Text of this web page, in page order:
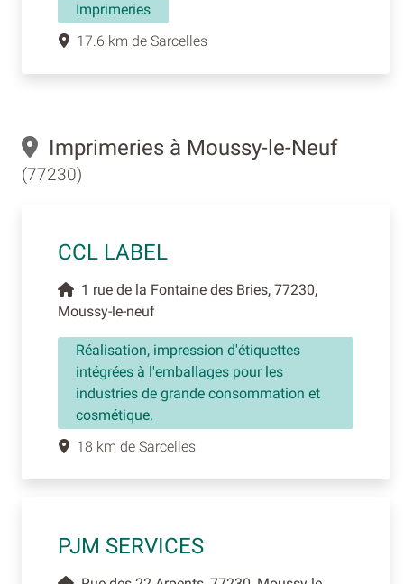
Imprimeries
17.6 km de Sarcelles
Imprimeries à Moussy-le-Neuf
(77230)
CCL LABEL
1 rue de la Fontaine des Bries, 77230,
Moussy-le-neuf
Réalisation, impression d'étiquettes
intégrées à l'emballages pour les
industries de grande consommation et
cosmétique.
18 km de Sarcelles
PJM SERVICES